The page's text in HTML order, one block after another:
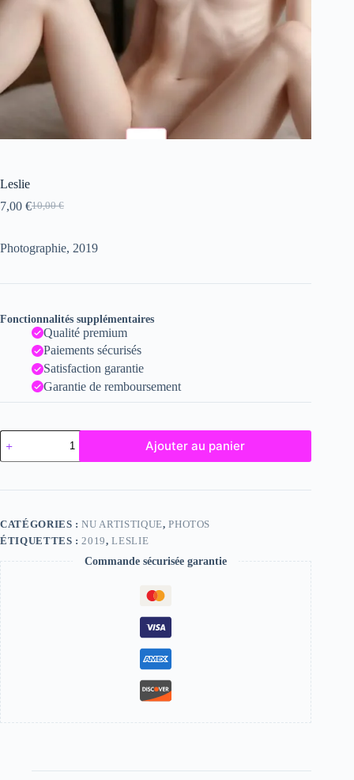
Leslie
10,00€
Le
était :
7,00 €Le
est :
Photographie, 2019
Fonctionnalités supplémentaires
Qualité premium
Paiements sécurisés
Satisfaction garantie
Garantie de remboursement
quantité
de
Leslie
Ajouter au panier
CATÉGORIES :NU ARTISTIQUE,PHOTOS
ÉTIQUETTES : 2019,LESLIE
Commande sécurisée garantie